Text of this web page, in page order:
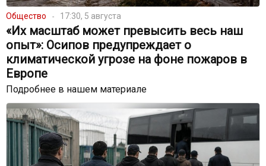
Общество 17:30, 5 августа
«Их масштаб может превысить весь наш
опыт»: Осипов предупреждает о
климатической угрозе на фоне пожаров в
Европе
Подробнее в нашем материале